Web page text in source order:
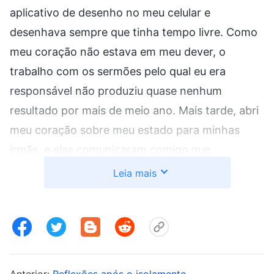
aplicativo de desenho no meu celular e
desenhava sempre que tinha tempo livre. Como
meu coração não estava em meu dever, o
trabalho com os sermões pelo qual eu era
responsável não produziu quase nenhum
resultado por mais de meio ano. Mais tarde, abri
meu coração sobre meu estado para minhas
irmãs, e elas comunicaram comigo que
desempenhar o dever não pode se basear em
artistas naquele momento, e que eu deveria me
muito decepcionada ao ouvir isso, pensando: “Se
Leia mais